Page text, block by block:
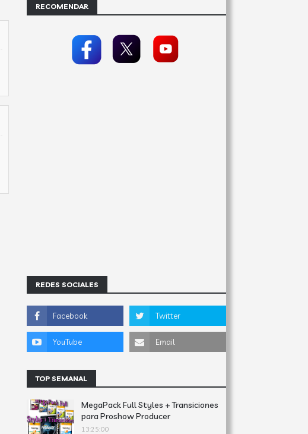
RECOMENDAR
REDES SOCIALES
TOP SEMANAL
MegaPack Full Styles + Transiciones
para Proshow Producer
13:25:00